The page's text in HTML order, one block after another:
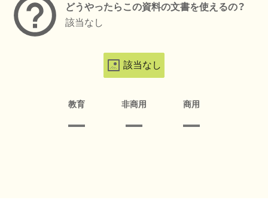
どうやったらこの資料の文書を使えるの？
該当なし
該当なし
教育 非商用 商用